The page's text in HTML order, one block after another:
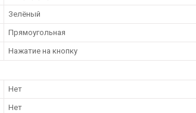
Зелёный
Прямоугольная
Нажатие на кнопку
Нет
Нет